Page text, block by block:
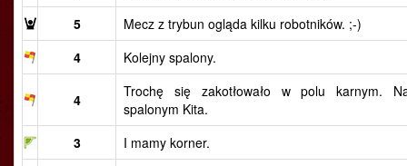
5
Mecz z trybun ogląda kilku robotników. ;-)
4
Kolejny spalony.
4
Trochę się zakotłowało w polu karnym.
spalonym Kita.
3
I mamy korner.